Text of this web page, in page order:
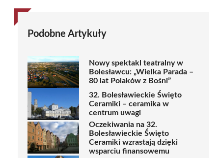
Podobne Artykuły
Nowy spektakl teatralny w
Bolesławcu: „Wielka Parada –
80 lat Polaków z Bośni”
32. Bolesławieckie Święto
Ceramiki – ceramika w
centrum uwagi
Oczekiwania na 32.
Bolesławieckie Święto
Ceramiki wzrastają dzięki
wsparciu finansowemu